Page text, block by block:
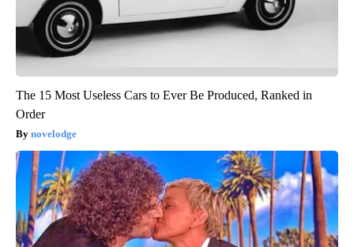
The 15 Most Useless Cars to Ever Be Produced, Ranked in
Order
novelodge